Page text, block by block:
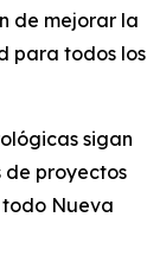
de mejorar la
para todos los
sigan
de proyectos
todo Nueva